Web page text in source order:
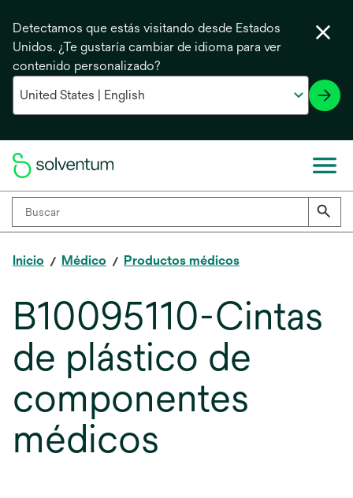
Detectamos que estás visitando desde Estados
Unidos. ¿Te gustaría cambiar de idioma para ver
contenido personalizado?
Inicio Médico Productos médicos
B10095110-Cintas
de plástico de
componentes
médicos